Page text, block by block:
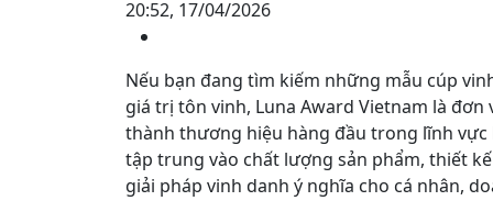
20:52, 17/04/2026
Nếu bạn đang tìm kiếm những mẫu cúp
giá trị tôn vinh, Luna Award Vietnam là
thành thương hiệu hàng đầu trong lĩnh vực
tập trung vào chất lượng sản phẩm, thiết
giải pháp vinh danh ý nghĩa cho cá nhân,